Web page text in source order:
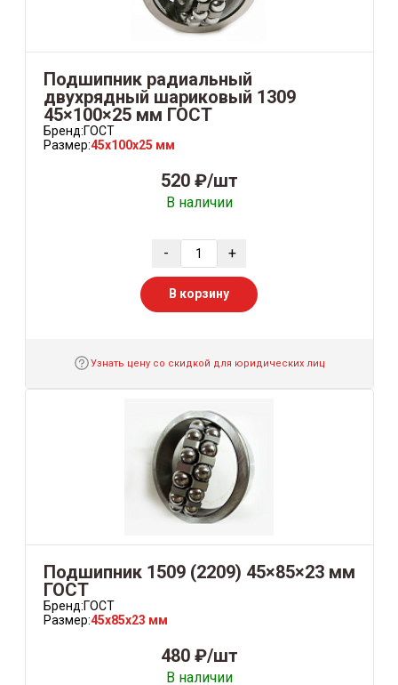
Подшипник радиальный
двухрядный шариковый 1309
45×100×25 мм ГОСТ
Бренд:ГОСТ
Размер:45x100x25 мм
520 ₽/шт
В наличии
- +
В корзину
Узнать цену со скидкой для юридических лиц
Подшипник 1509 (2209) 45×85×23 мм
ГОСТ
Бренд:ГОСТ
Размер:45x85x23 мм
480 ₽/шт
В наличии